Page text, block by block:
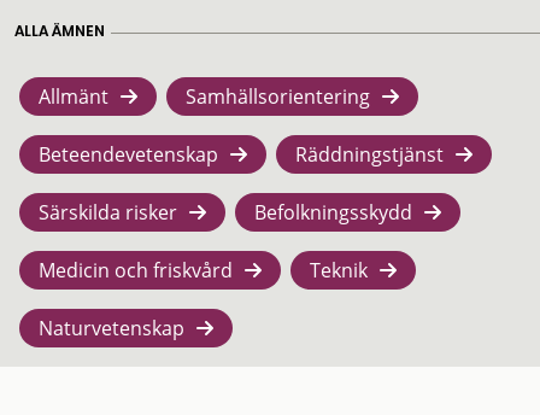
ALLA ÄMNEN
Allmänt Samhällsorientering
Beteendevetenskap Räddningstjänst
Särskilda risker Befolkningsskydd
Medicin och friskvård Teknik
Naturvetenskap